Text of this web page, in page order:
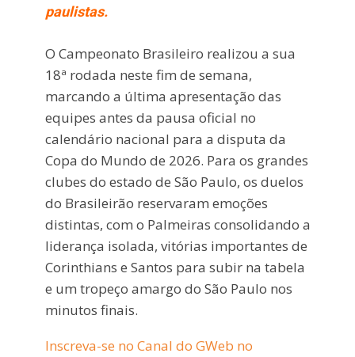
paulistas.
O Campeonato Brasileiro realizou a sua
18ª rodada neste fim de semana,
marcando a última apresentação das
equipes antes da pausa oficial no
calendário nacional para a disputa da
Copa do Mundo de 2026. Para os grandes
clubes do estado de São Paulo, os duelos
do Brasileirão reservaram emoções
distintas, com o Palmeiras consolidando a
liderança isolada, vitórias importantes de
Corinthians e Santos para subir na tabela
e um tropeço amargo do São Paulo nos
minutos finais.
Inscreva-se no Canal do GWeb no